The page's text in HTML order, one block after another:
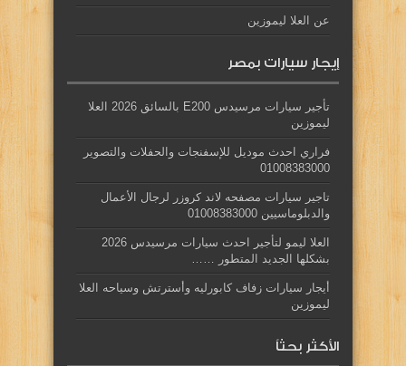
عن العلا ليموزين
إيجار سيارات بمصر
تأجير سيارات مرسيدس E200 بالسائق 2026 العلا
ليموزين
فراري احدث موديل للإسفنجات والحفلات والتصوير
01008383000
تاجير سيارات مصفحه لاند كروزر لرجال الأعمال
والدبلوماسيين 01008383000
العلا ليمو لتأجير احدث سيارات مرسيدس 2026
بشكلها الجديد المتطور ……
أيجار سيارات زفاف كابورليه وأسترتش وسياحه العلا
ليموزين
الأكثر بحثاً